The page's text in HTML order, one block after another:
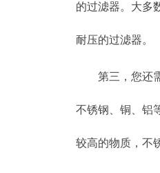
的过滤器。大多
耐压的过滤器。
第三，您还
不锈钢、铜、铝
较高的物质，不